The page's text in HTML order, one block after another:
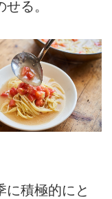
る。
に積極的にと